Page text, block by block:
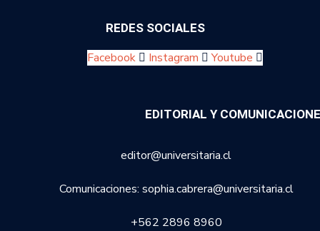
REDES SOCIALES
Facebook Instagram Youtube
EDITORIAL Y
editor@universitaria.cl
Comunicaciones: sophia.cabrera@universitaria.cl
+562 2896 8960